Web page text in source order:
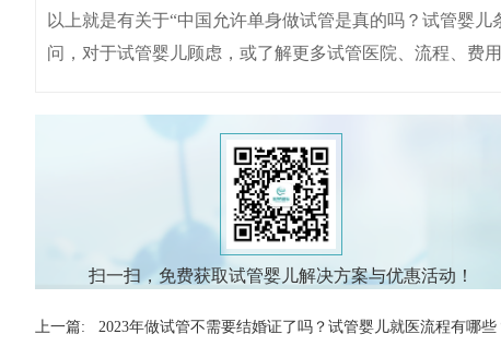
以上就是有关于“中国允许单身做试管是真的吗？试管婴
问，对于试管婴儿顾虑，或了解更多试管医院、流程、费
扫一扫，免费获取试管婴儿解决方案与优惠活动！
上一篇: 2023年做试管不需要结婚证了吗？试管婴儿就医流程有哪些